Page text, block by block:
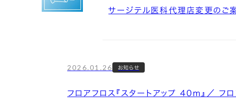
サージテル医科代理店変更のご
2026.01.26 お知らせ
フロアフロス『スタートアップ 40m』／ フ